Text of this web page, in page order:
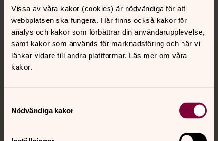
Vissa av våra kakor (cookies) är nödvändiga för att
webbplatsen ska fungera. Här finns också kakor för
analys och kakor som förbättrar din användarupplevelse,
samt kakor som används för marknadsföring och när vi
länkar vidare till andra plattformar. Läs mer om våra
kakor.
Nödvändiga kakor
Håll utkik i kalendern>>
Öppet Hus
Träffarna är för dig som vill fika tillsammans med andra
daglediga. Innehållet för träffarna varierar från gång till
någon gästföreläsare.